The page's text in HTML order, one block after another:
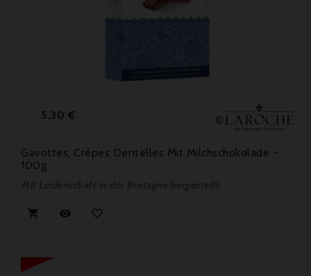
Preis
5,30 €
Gavottes, Crèpes Dentelles Mit Milchschokolade -
100g
  